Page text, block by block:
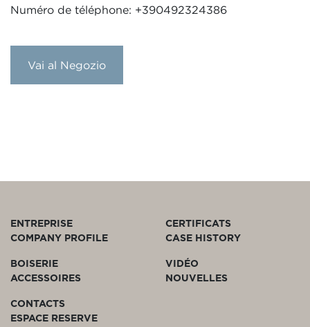
Numéro de téléphone: +390492324386
Vai al Negozio
ENTREPRISE
COMPANY PROFILE
CERTIFICATS
CASE HISTORY
BOISERIE
ACCESSOIRES
VIDÉO
NOUVELLES
CONTACTS
ESPACE RESERVE